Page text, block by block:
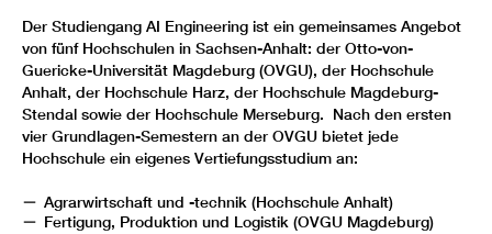
Der Studiengang AI Engineering ist ein gemeinsames Angebot
von fünf Hochschulen in Sachsen-Anhalt: der Otto-von-
Guericke-Universität Magdeburg (OVGU), der Hochschule
Anhalt, der Hochschule Harz, der Hochschule Magdeburg-
Stendal sowie der Hochschule Merseburg. Nach den ersten
vier Grundlagen-Semestern an der OVGU bietet jede
Hochschule ein eigenes Vertiefungsstudium an:
Agrarwirtschaft und -technik (Hochschule Anhalt)
Fertigung, Produktion und Logistik (OVGU Magdeburg)